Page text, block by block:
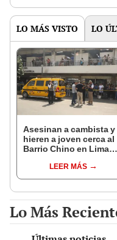
LO MÁS VISTO LO
Asesinan a cambista y
hieren a joven cerca al
Barrio Chino en Lima
sospechoso detenido
LEER MÁS
Lo Más